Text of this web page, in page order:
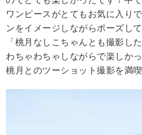
ワンピースがとてもお気に入り
ンをイメージしながらポーズし
「桃月なしこちゃんとも撮影し
わちゃわちゃしながらで楽しか
桃月とのツーショット撮影を満喫